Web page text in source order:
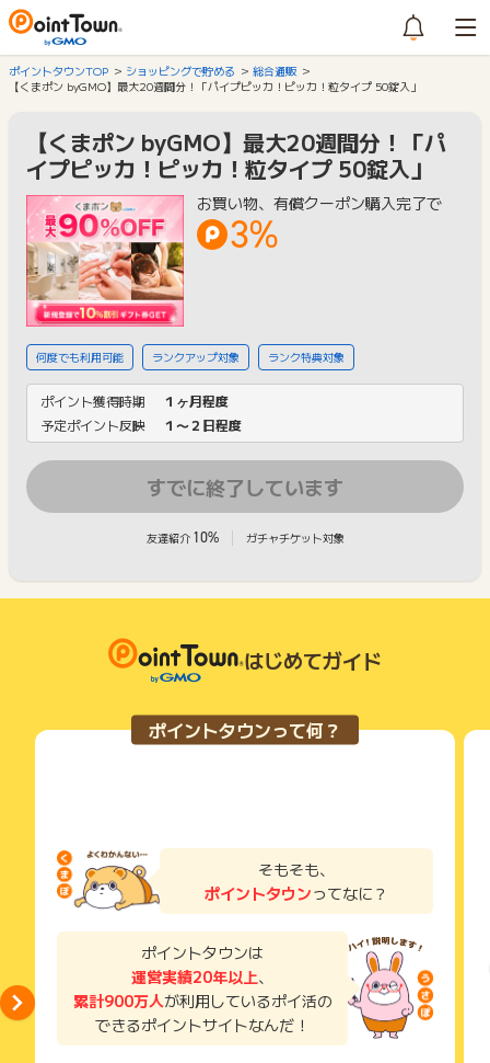
ポイントタウンTOP ショッピングで貯める
総合通販
【くまポン byGMO】最大20週間分！「パイプピッカ！ピッカ！粒タイプ 50錠入」
【くまポン byGMO】最大20週間分！「パ
イプピッカ！ピッカ！粒タイプ 50錠入」
お買い物、有償クーポン購入完了で
3%
何度でも利用可能 ランクアップ対象 ランク特典対象
ポイント獲得時期
１ヶ月程度
予定ポイント反映
１〜２日程度
すでに終了しています
友達紹介 10% ガチャチケット対象
はじめてガイド
ポイントタウンって何？
そもそも、
ポイントタウンってなに？
ポイントタウンは
運営実績20年以上、
累計900万人が利用しているポイ活の
できるポイントサイトなんだ！